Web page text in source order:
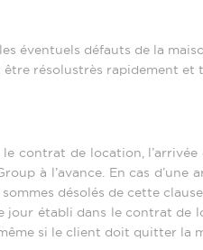
éventuels défauts de la
résolustrès rapidement et
le contrat de location,
à l’avance. En cas
sommes désolés de cette
jour établi dans le contrat de
si le client doit quitter la